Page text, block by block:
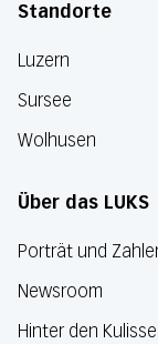
Standorte
Luzern
Sursee
Wolhusen
Über das LUKS
Porträt und
Newsroom
Hinter den